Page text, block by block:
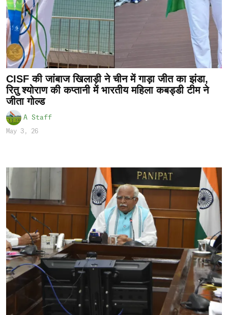
CISF की जांबाज खिलाड़ी ने चीन में गाड़ा जीत का झंडा,
रितु श्योराण की कप्तानी में भारतीय महिला कबड्डी टीम ने
जीता गोल्ड
A Staff
May 3, 26